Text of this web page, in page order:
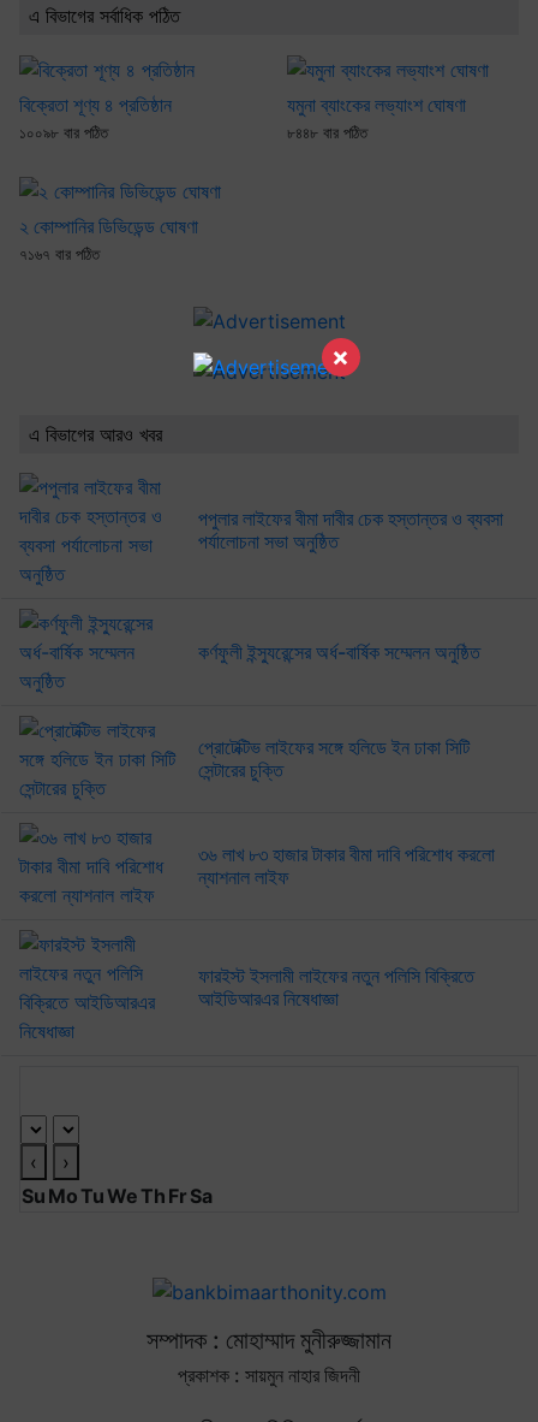
×
এ বিভাগের সর্বাধিক পঠিত
বিক্রেতা শূণ্য ৪ প্রতিষ্ঠান
১০০৯৮ বার পঠিত
যমুনা ব্যাংকের লভ্যাংশ ঘোষণা
৮৪৪৮ বার পঠিত
২ কোম্পানির ডিভিডেন্ড ঘোষণা
৭১৬৭ বার পঠিত
এ বিভাগের আরও খবর
পপুলার লাইফের বীমা দাবীর চেক হস্তান্তর ও ব্যবসা
পর্যালোচনা সভা অনুষ্ঠিত
কর্ণফুলী ইন্স্যুরেন্সের অর্ধ-বার্ষিক সম্মেলন অনুষ্ঠিত
প্রোটেক্টিভ লাইফের সঙ্গে হলিডে ইন ঢাকা সিটি
সেন্টারের চুক্তি
৩৬ লাখ ৮৩ হাজার টাকার বীমা দাবি পরিশোধ করলো
ন্যাশনাল লাইফ
ফারইস্ট ইসলামী লাইফের নতুন পলিসি বিক্রিতে
আইডিআরএর নিষেধাজ্ঞা
‹
›
Su MoTuWeTh Fr Sa
সম্পাদক : মোহাম্মাদ মুনীরুজ্জামান
প্রকাশক : সায়মুন নাহার জিদনী